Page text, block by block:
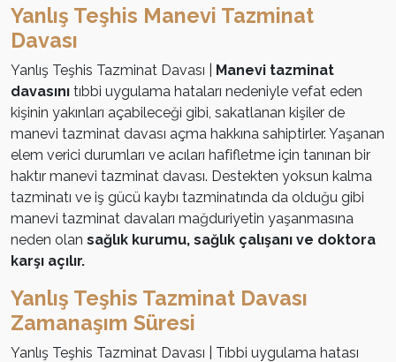
Yanlış Teşhis Manevi Tazminat
Davası
Yanlış Teşhis Tazminat Davası | Manevi tazminat
davasını tıbbi uygulama hataları nedeniyle vefat eden
kişinin yakınları açabileceği gibi, sakatlanan kişiler de
manevi tazminat davası açma hakkına sahiptirler. Yaşanan
elem verici durumları ve acıları hafifletme için tanınan bir
haktır manevi tazminat davası. Destekten yoksun kalma
tazminatı ve iş gücü kaybı tazminatında da olduğu gibi
manevi tazminat davaları mağduriyetin yaşanmasına
neden olan sağlık kurumu, sağlık çalışanı ve doktora
karşı açılır.
Yanlış Teşhis Tazminat Davası
Zamanaşım Süresi
Yanlış Teşhis Tazminat Davası | Tıbbi uygulama hatası